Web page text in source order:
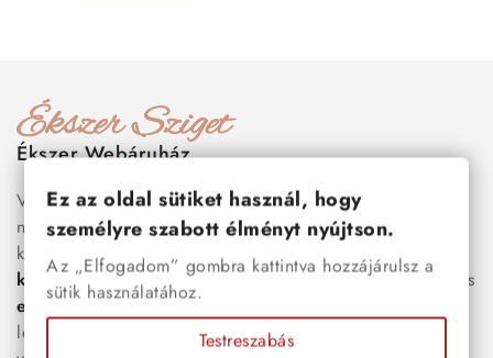
Ékszer Webáruház
Válogass több száz prémium minőségű, stílusos és tartós
nemesacél ékszer és orvosi fém ékszer közül, amelyek
között megtalálhatók a legnépszerűbb darabok is:
karkötők, nőinyakláncok,karikagyűrűk,fülbevalók
és
esküvői kiegészítőkegyaránt. Webáruházunkban a
legújabb trendeket követő, mégis időtálló ékszerek közül
Ez az oldal sütiket használ, hogy
személyre szabott élményt nyújtson.
Az „Elfogadom” gombra kattintva hozzájárulsz a
sütik használatához.
Testreszabás